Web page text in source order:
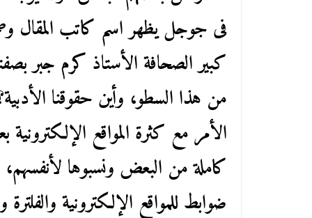
فى جوجل يظهر اسم كاتب المقال
كبير الصحافة الأستاذ كرم جبر
من هذا السطو، وأين حقوقنا
الأمر مع كثرة المواقع الإلكترونية
كاملة من البعض ونسبوها
ضوابط للمواقع الإلكترونية